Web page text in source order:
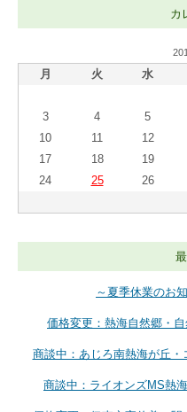
カ
月 火 水
3
4 5
10
11 12
17
18 19
24
25 26
～夏季休業のお
価格変更：熱海自然郷・自
商談中：あじろ南熱海が丘・
商談中：ライオンズMS熱